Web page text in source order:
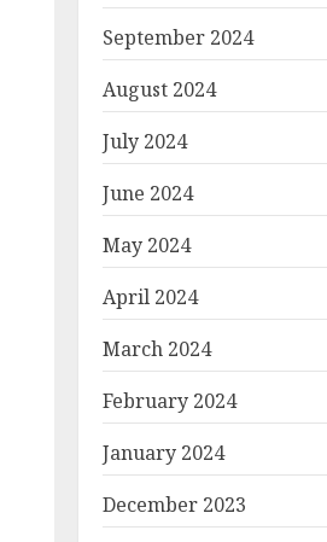
September 2024
August 2024
July 2024
June 2024
May 2024
April 2024
March 2024
February 2024
January 2024
December 2023